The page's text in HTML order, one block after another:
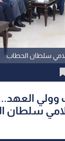
سلطان الحطاب
وولي
سلطان